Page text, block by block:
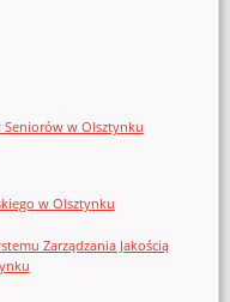
w Olsztynku
w Olsztynku
Zarządzania Jakością